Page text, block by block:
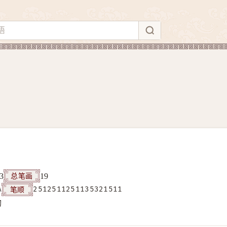
3 总笔画 19
笔顺 2512511251135321511